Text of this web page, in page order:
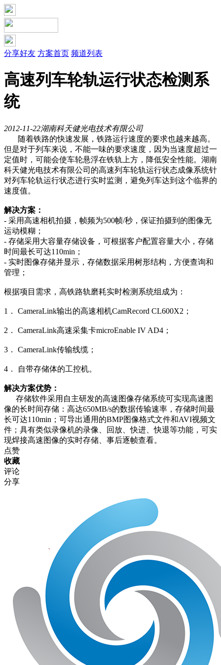
分享好友 方案首页 频道列表
高速列车轮轨运行状态检测系
统
2012-11-22湖南科天健光电技术有限公司
随着铁路的快速发展，铁路运行速度的要求也越来越高。
但是对于列车来说，不能一味的要求速度，因为当速度超过一
定值时，可能会使车轮悬浮在铁轨上方，降低安全性能。湖南
科天健光电技术有限公司的高速列车轮轨运行状态成像系统针
对列车轮轨运行状态进行实时监测，避免列车达到这个临界的
速度值。
解决方案：
- 采用高速相机拍摄，帧频为500帧/秒，保证拍摄到的图像无
运动模糊；
- 存储采用大容量存储设备，可根据客户配置容量大小，存储
时间最长可达110min；
- 实时图像存储并显示，存储数据采用树形结构，方便查询和
管理；
根据项目需求，高铁路轨磨耗实时检测系统组成为：
1． CameraLink输出的高速相机CamRecord CL600X2；
2． CameraLink高速采集卡microEnable IV AD4；
3． CameraLink传输线缆；
4． 自带存储体的工控机。
解决方案优势：
存储软件采用自主研发的高速图像存储系统可实现高速图
像的长时间存储：高达650MB/s的数据传输速率，存储时间最
长可达110min；可导出通用的BMP图像格式文件和AVI视频文
件；具有类似录像机的录像、回放、快进、快退等功能，可实
现焊接高速图像的实时存储、事后逐帧查看。
点赞
收藏
评论
分享